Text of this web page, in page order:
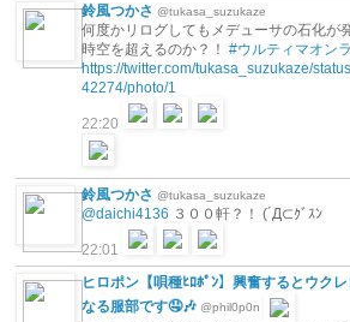
鈴風つかさ @tukasa_suzukaze
何度かリログしてもメデューサの石化が
時空を超えるのか？！ #ウルティマオン
https://twitter.com/tukasa_suzukaze/
42274/photo/1
22:20
鈴風つかさ @tukasa_suzukaze
@daichi4136 ３００軒？！ (´Д⊂ｸﾞｽﾝ
22:01
ヒロポン【唄種ﾋﾛﾎﾟﾝ】興奮するとウク
なる服部です🤤🎶 @phil0p0n